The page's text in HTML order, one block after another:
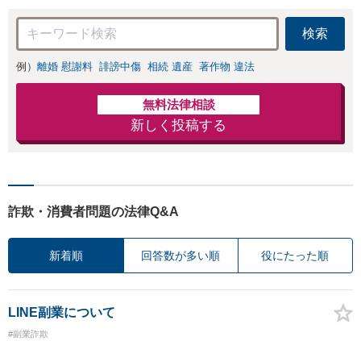
検索
例） 離婚 慰謝料 誹謗中傷 相続 遺産 著作物 違法
無料法律相談
新しく投稿する
詐欺・消費者問題の法律Q&A
新着順 回答数が多い順 役にたった順
LINE副業について
#副業詐欺